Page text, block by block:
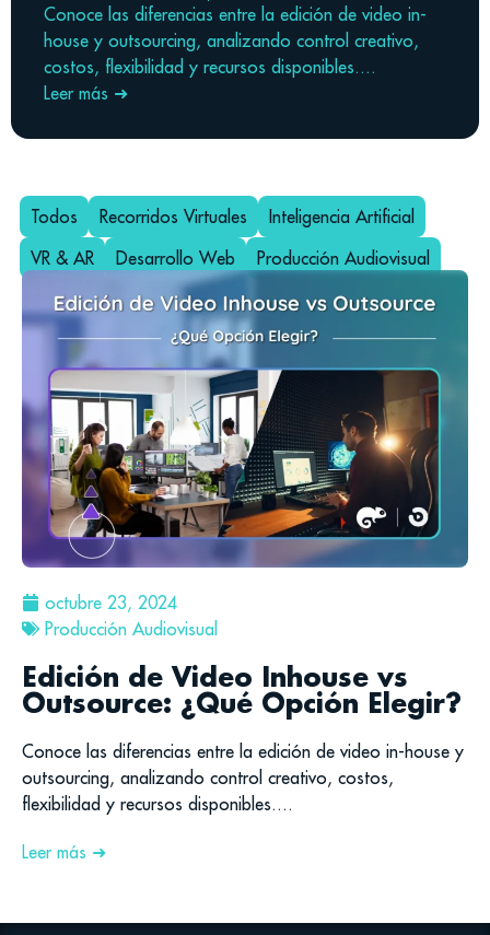
Conoce las diferencias entre la edición de video in-
house y outsourcing, analizando control creativo,
costos, flexibilidad y recursos disponibles....
Leer más ➜
Todos Recorridos Virtuales
Inteligencia Artificial
VR & AR
Desarrollo Web Producción Audiovisual
octubre 23, 2024
Producción Audiovisual
Edición de Video Inhouse vs
Outsource: ¿Qué Opción Elegir?
Conoce las diferencias entre la edición de video in-house y
outsourcing, analizando control creativo, costos,
flexibilidad y recursos disponibles....
Leer más ➜